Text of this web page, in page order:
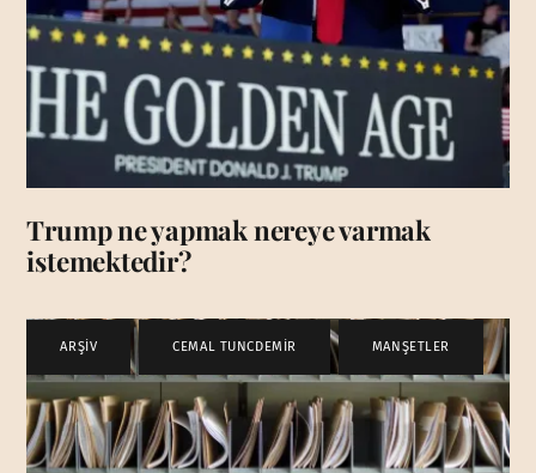
Trump ne yapmak nereye varmak
istemektedir?
ARŞİV CEMAL TUNCDEMİR , MANŞETLER